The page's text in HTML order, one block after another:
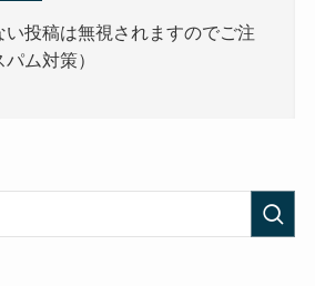
い投稿は無視されますのでご注
ム対策）